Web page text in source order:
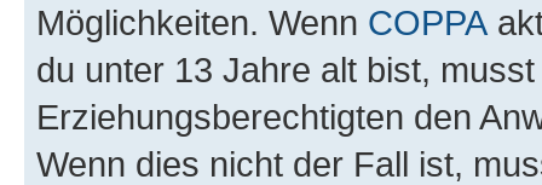
Möglichkeiten. Wenn COPPA
du unter 13 Jahre alt bist,
Erziehungsberechtigten den
Wenn dies nicht der Fall ist,